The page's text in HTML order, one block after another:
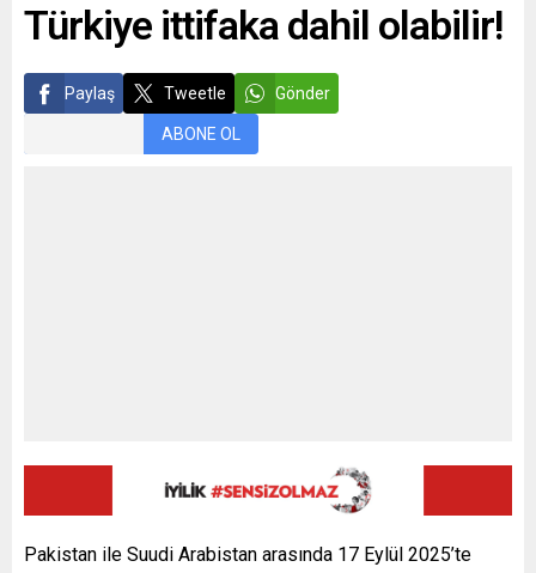
Türkiye ittifaka dahil olabilir!
Paylaş Tweetle Gönder
ABONE OL
Pakistan ile Suudi Arabistan arasında 17 Eylül 2025’te